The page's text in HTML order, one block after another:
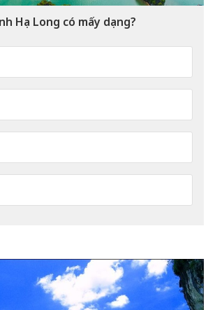
Hạ Long có mấy dạng?